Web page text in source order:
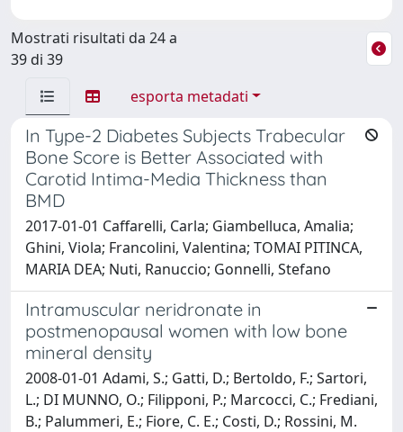
Mostrati risultati da 24 a
39 di 39
esporta metadati
In Type-2 Diabetes Subjects Trabecular
Bone Score is Better Associated with
Carotid Intima-Media Thickness than
BMD
2017-01-01 Caffarelli, Carla; Giambelluca, Amalia;
Ghini, Viola; Francolini, Valentina; TOMAI PITINCA,
MARIA DEA; Nuti, Ranuccio; Gonnelli, Stefano
Intramuscular neridronate in
postmenopausal women with low bone
mineral density
2008-01-01 Adami, S.; Gatti, D.; Bertoldo, F.; Sartori,
L.; DI MUNNO, O.; Filipponi, P.; Marcocci, C.; Frediani,
B.; Palummeri, E.; Fiore, C. E.; Costi, D.; Rossini, M.